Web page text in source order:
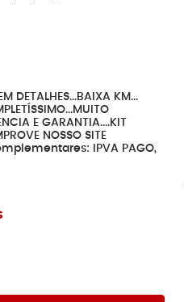
DETALHES...BAIXA KM...
E GARANTIA....KIT
NOSSO SITE
IPVA PAGO,